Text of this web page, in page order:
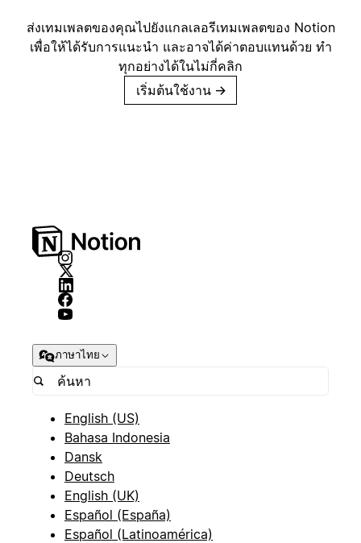
ส่งเทมเพลตของคุณไปยังแกลเลอรีเทมเพลตของ Notion
เพื่อให้ได้รับการแนะนำ และอาจได้ค่าตอบแทนด้วย ทำ
ทุกอย่างได้ในไม่กี่คลิก
เริ่มต้นใช้งาน →
ภาษาไทย
English (US)
Bahasa Indonesia
Dansk
Deutsch
English (UK)
Español (España)
Español (Latinoamérica)